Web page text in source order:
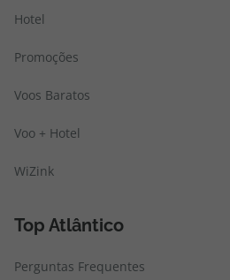
Hotel
Promoções
Voos Baratos
Voo + Hotel
WiZink
Top Atlântico
Perguntas Frequentes